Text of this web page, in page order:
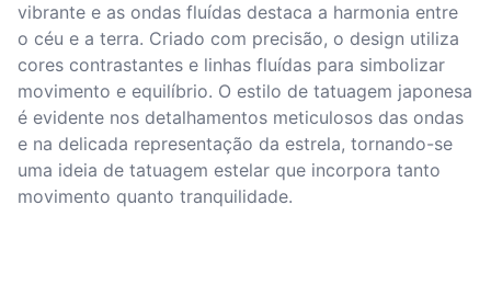
vibrante e as ondas fluídas destaca a harmonia entre
o céu e a terra. Criado com precisão, o design utiliza
cores contrastantes e linhas fluídas para simbolizar
movimento e equilíbrio. O estilo de tatuagem japonesa
é evidente nos detalhamentos meticulosos das ondas
e na delicada representação da estrela, tornando-se
uma ideia de tatuagem estelar que incorpora tanto
movimento quanto tranquilidade.